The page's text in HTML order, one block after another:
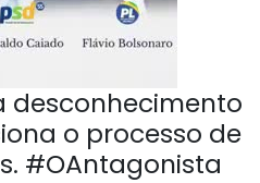
desconhecimento
o processo de
#OAntagonista